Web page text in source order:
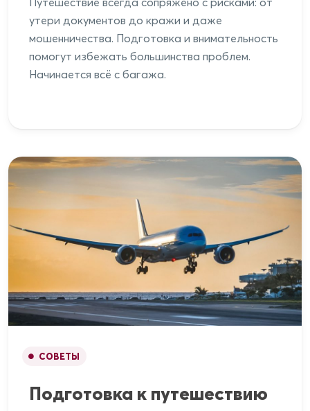
утери документов до кражи и даже
мошенничества. Подготовка и внимательность
помогут избежать большинства проблем.
Начинается всё с багажа.
СОВЕТЫ
Подготовка к путешествию